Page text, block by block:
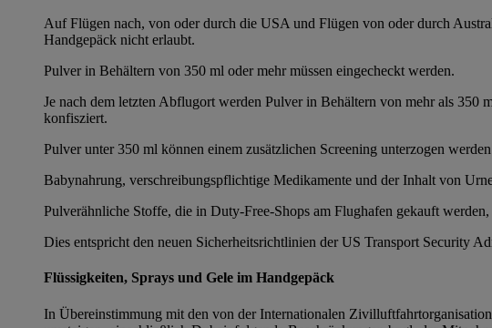
Auf Flügen nach, von oder durch die USA und Flügen von oder durch
Handgepäck nicht erlaubt.
Pulver in Behältern von 350 ml oder mehr müssen eingecheckt werden.
Je nach dem letzten Abflugort werden Pulver in Behältern von mehr als
konfisziert.
Pulver unter 350 ml können einem zusätzlichen Screening unterzogen
Babynahrung, verschreibungspflichtige Medikamente und der Inhalt von
Pulverähnliche Stoffe, die in Duty-Free-Shops am Flughafen gekauft
Dies entspricht den neuen Sicherheitsrichtlinien der US Transport Security
Flüssigkeiten, Sprays und Gele im Handgepäck
In Übereinstimmung mit den von der Internationalen